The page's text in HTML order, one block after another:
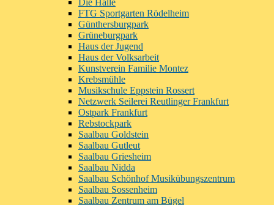
Die Halle
FTG Sportgarten Rödelheim
Günthersburgpark
Grüneburgpark
Haus der Jugend
Haus der Volksarbeit
Kunstverein Familie Montez
Krebsmühle
Musikschule Eppstein Rossert
Netzwerk Seilerei Reutlinger Frankfurt
Ostpark Frankfurt
Rebstockpark
Saalbau Goldstein
Saalbau Gutleut
Saalbau Griesheim
Saalbau Nidda
Saalbau Schönhof Musikübungszentrum
Saalbau Sossenheim
Saalbau Zentrum am Bügel